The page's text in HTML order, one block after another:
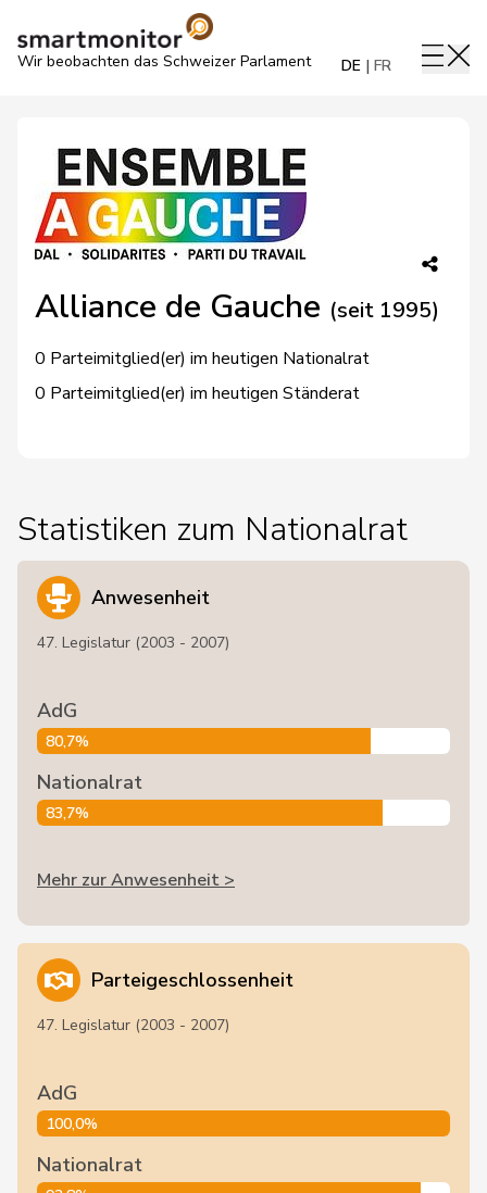
Wir beobachten das Schweizer Parlament DE FR
Alliance de Gauche (seit 1995)
0 Parteimitglied(er) im heutigen Nationalrat
0 Parteimitglied(er) im heutigen Ständerat
Statistiken zum Nationalrat
Anwesenheit
47. Legislatur (2003 - 2007)
AdG
80,7%
Nationalrat
83,7%
Mehr zur Anwesenheit >
Parteigeschlossenheit
47. Legislatur (2003 - 2007)
AdG
100,0%
Nationalrat